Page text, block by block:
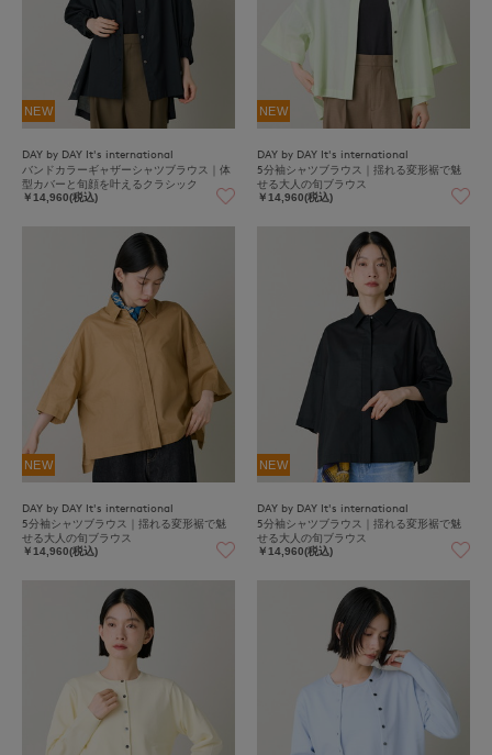
NEW
DAY by DAY It's international
バンドカラーギャザーシャツブラウス｜体
型カバーと旬顔を叶えるクラシック
￥14,960(税込)
NEW
DAY by DAY It's international
5分袖シャツブラウス｜揺れる変形裾で魅
せる大人の旬ブラウス
￥14,960(税込)
NEW
DAY by DAY It's international
5分袖シャツブラウス｜揺れる変形裾で魅
せる大人の旬ブラウス
￥14,960(税込)
NEW
DAY by DAY It's international
5分袖シャツブラウス｜揺れる変形裾で魅
せる大人の旬ブラウス
￥14,960(税込)